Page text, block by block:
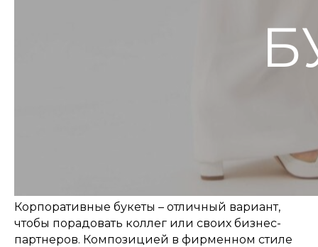
Корпоративные букеты – отличный вариант,
чтобы порадовать коллег или своих бизнес-
партнеров. Композицией в фирменном стиле